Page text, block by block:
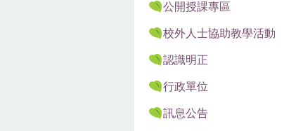
公開授課專區
校外人士協助教學活動
認識明正
行政單位
訊息公告